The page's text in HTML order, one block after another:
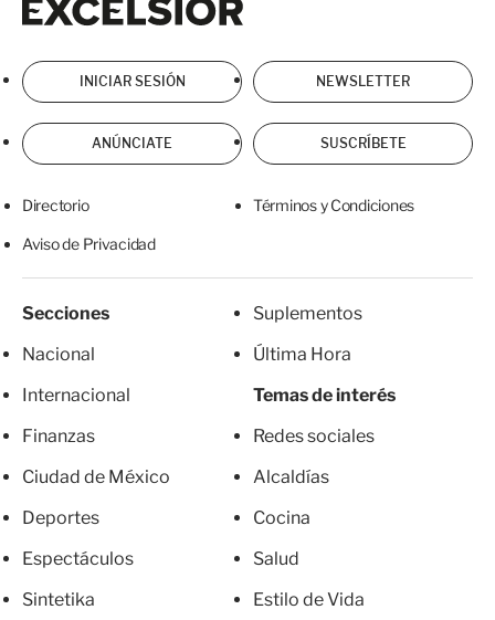
INICIAR SESIÓN NEWSLETTER
ANÚNCIATE SUSCRÍBETE
Directorio Términos y Condiciones
Aviso de Privacidad
Secciones
Nacional
Internacional
Finanzas
Ciudad de México
Deportes
Espectáculos
Sintetika
Suplementos
Última Hora
Temas de interés
Redes sociales
Alcaldías
Cocina
Salud
Estilo de Vida